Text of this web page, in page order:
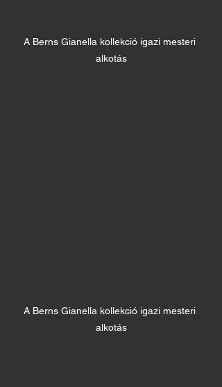
A Berns Gianella kollekció igazi mesteri
alkotás
A Berns Gianella kollekció igazi mesteri
alkotás